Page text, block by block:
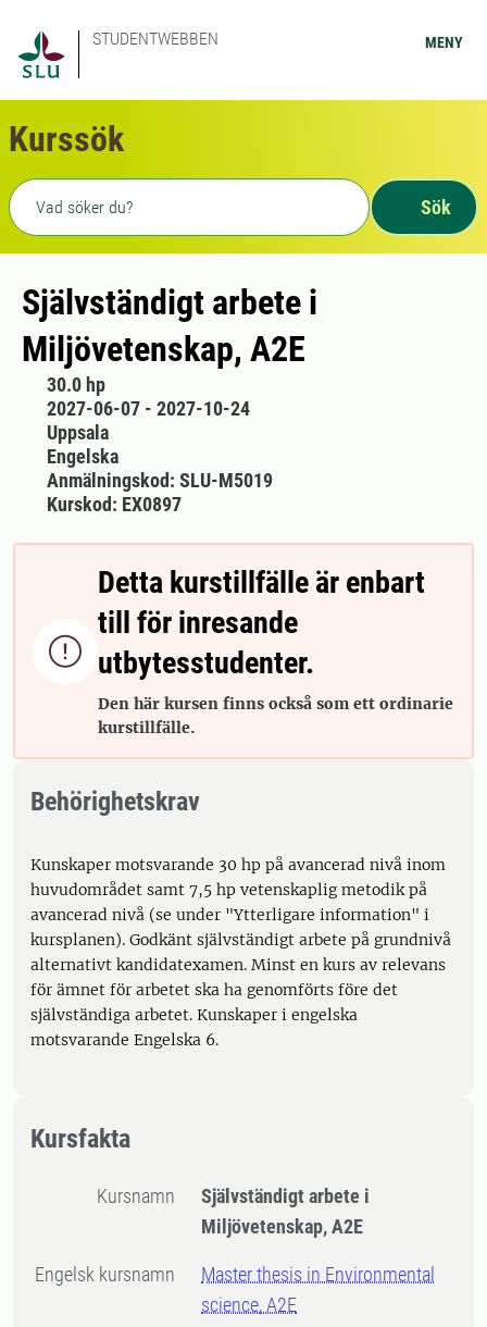
STUDENTWEBBEN MENY
Kurssök
Fritext sökning
Sök
Självständigt arbete i
Miljövetenskap, A2E
30.0 hp
2027-06-07 - 2027-10-24
Uppsala
Engelska
Anmälningskod: SLU-M5019
Kurskod: EX0897

Detta kurstillfälle är enbart
till för inresande
utbytesstudenter.
Den här kursen finns också som ett ordinarie
kurstillfälle.
Behörighetskrav
Kunskaper motsvarande 30 hp på avancerad nivå inom
huvudområdet samt 7,5 hp vetenskaplig metodik på
avancerad nivå (se under "Ytterligare information" i
kursplanen). Godkänt självständigt arbete på grundnivå
alternativt kandidatexamen. Minst en kurs av relevans
för ämnet för arbetet ska ha genomförts före det
självständiga arbetet. Kunskaper i engelska
motsvarande Engelska 6.
Kursfakta
Kursnamn
Självständigt arbete i
Miljövetenskap, A2E
Engelsk kursnamn
Master thesis in Environmental
science, A2E